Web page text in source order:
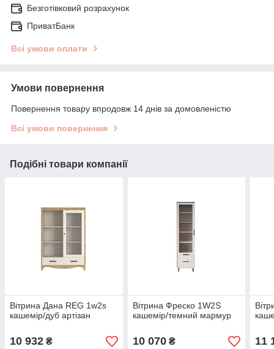
Безготівковий розрахунок
ПриватБанк
Всі умови оплати
Умови повернення
Повернення товару впродовж 14 днів за домовленістю
Всі умови повернення
Подібні товари компанії
Вітрина Дана REG 1w2s
кашемір/дуб артізан
10 932 ₴
Вітрина Фреско 1W2S
кашемір/темний мармур
10 070₴ 11